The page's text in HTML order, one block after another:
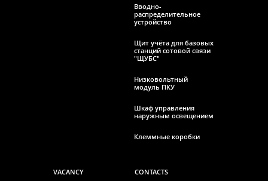
Вводно-
распределительное
устройство
Щит учёта для базовых
станций сотовой связи
"ЩУБС"
Низковольтный
модуль ПКУ
Шкаф управления
наружным освещением
Клеммные коробки
VACANCY CONTACTS